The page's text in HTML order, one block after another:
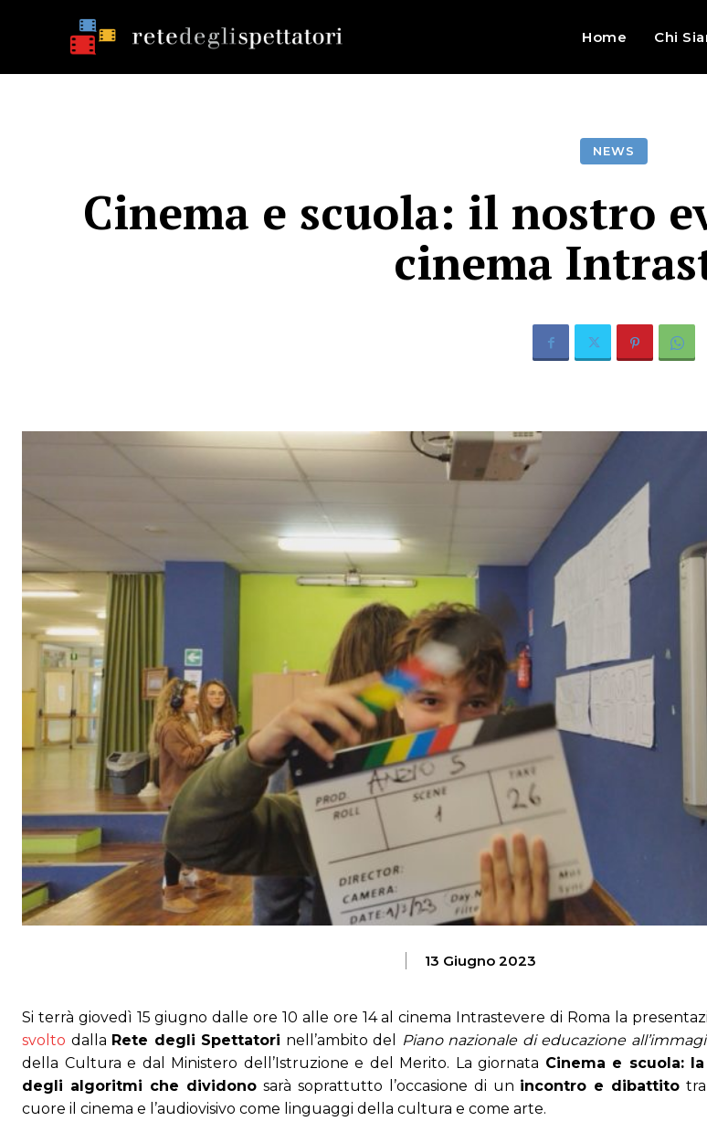
Home Chi
NEWS
Cinema e scuola: il nostro
cinema
13 Giugno 2023
Si terrà giovedì 15 giugno dalle ore 10 alle ore 14 al cinema Intrastevere di Roma la
svolto dalla Rete degli Spettatori nell’ambito del Piano nazionale di educazione
della Cultura e dal Ministero dell’Istruzione e del Merito. La giornata Cinema e scuola:
degli algoritmi che dividonosarà soprattutto l’occasione di un incontro e dibattito
cuore il cinema e l’audiovisivo come linguaggi della cultura e come arte.